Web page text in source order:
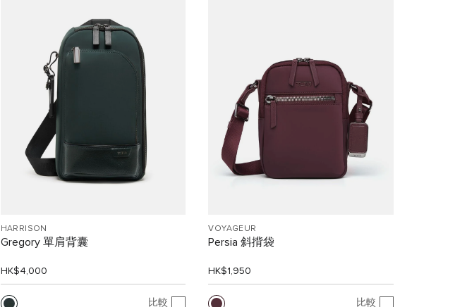
HARRISON
Gregory 單肩背囊
HK$4,000
比較
VOYAGEUR
Persia 斜揹袋
HK$1,950
比較